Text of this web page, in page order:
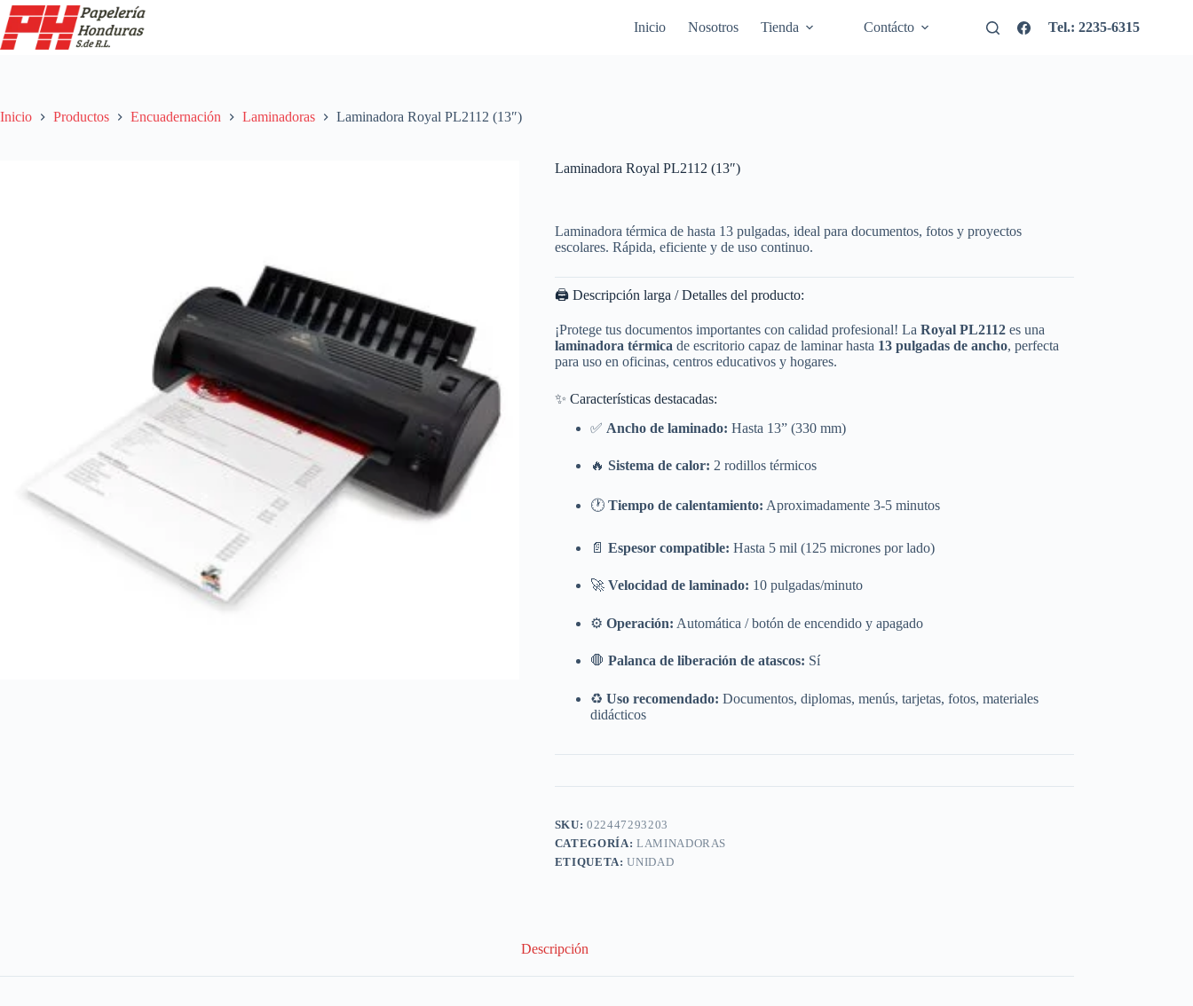
Saltar
al
contenido
Inicio Nosotros Tienda Contácto Tel.: 2235-6315
Inicio Productos Encuadernación Laminadoras Laminadora Royal PL2112 (13″)
Laminadora Royal PL2112 (13″)
Laminadora térmica de hasta 13 pulgadas, ideal para documentos, fotos y proyectos
escolares. Rápida, eficiente y de uso continuo.
🖨️ Descripción larga / Detalles del producto:
¡Protege tus documentos importantes con calidad profesional! La Royal PL2112es una
laminadora térmica de escritorio capaz de laminar hasta 13 pulgadas de ancho, perfecta
para uso en oficinas, centros educativos y hogares.
✨ Características destacadas:
✅ Ancho de laminado: Hasta 13” (330 mm)
🔥 Sistema de calor: 2 rodillos térmicos
🕐 Tiempo de calentamiento: Aproximadamente 3-5 minutos
📄 Espesor compatible: Hasta 5 mil (125 micrones por lado)
🚀 Velocidad de laminado: 10 pulgadas/minuto
⚙️ Operación: Automática / botón de encendido y apagado
🛑 Palanca de liberación de atascos: Sí
♻️ Uso recomendado: Documentos, diplomas, menús, tarjetas, fotos, materiales
didácticos
SKU:022447293203
CATEGORÍA: LAMINADORAS
ETIQUETA:UNIDAD
Descripción